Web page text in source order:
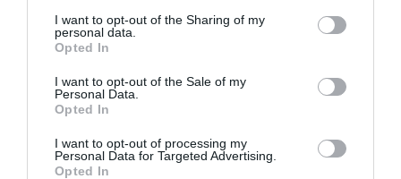
I want to opt-out of the Sharing of my
personal data.
Opted In
I want to opt-out of the Sale of my
Personal Data.
Opted In
I want to opt-out of processing my
Personal Data for Targeted Advertising.
Opted In
Σχετικά Άρθρα